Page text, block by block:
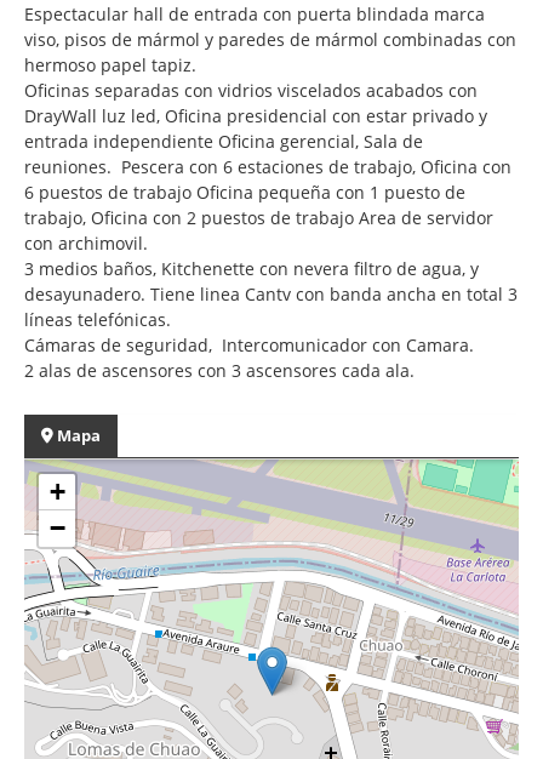
Espectacular hall de entrada con puerta blindada marca
viso, pisos de mármol y paredes de mármol combinadas con
hermoso papel tapiz.
Oficinas separadas con vidrios viscelados acabados con
DrayWall luz led, Oficina presidencial con estar privado y
entrada independiente Oficina gerencial, Sala de
reuniones. Pescera con 6 estaciones de trabajo, Oficina con
6 puestos de trabajo Oficina pequeña con 1 puesto de
trabajo, Oficina con 2 puestos de trabajo Area de servidor
con archimovil.
3 medios baños, Kitchenette con nevera filtro de agua, y
desayunadero. Tiene linea Cantv con banda ancha en total 3
líneas telefónicas.
Cámaras de seguridad, Intercomunicador con Camara.
2 alas de ascensores con 3 ascensores cada ala.
Mapa
+
−